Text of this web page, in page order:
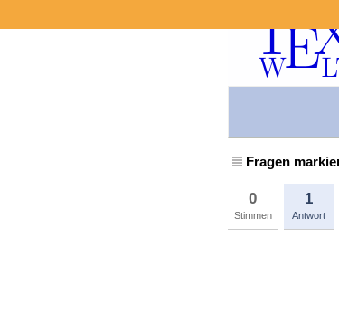
Fragen
0
Stimmen
1
Antwort